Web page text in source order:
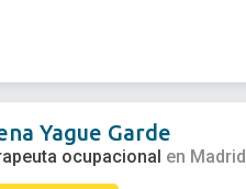
Yague Garde
ocupacional en Madrid